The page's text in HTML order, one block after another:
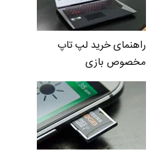
راهنمای خرید لپ تاپ
مخصوص بازی